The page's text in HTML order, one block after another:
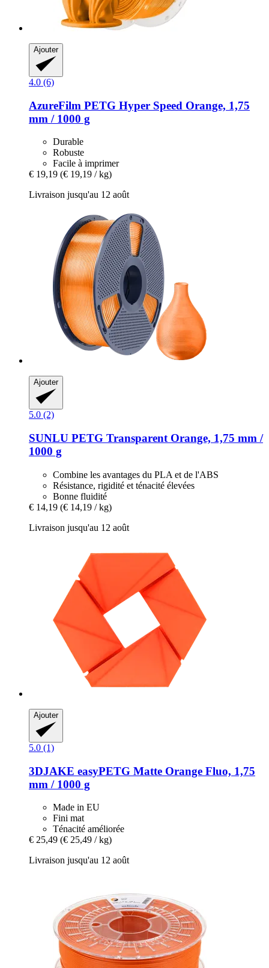
Ajouter
4.0 (6)
AzureFilm PETG Hyper Speed Orange, 1,75
mm / 1000 g
Durable
Robuste
Facile à imprimer
€ 19,19 (€ 19,19 / kg)
Livraison jusqu'au 12 août
Ajouter
5.0 (2)
SUNLU PETG Transparent Orange, 1,75 mm /
1000 g
Combine les avantages du PLA et de l'ABS
Résistance, rigidité et ténacité élevées
Bonne fluidité
€ 14,19 (€ 14,19 / kg)
Livraison jusqu'au 12 août
Ajouter
5.0 (1)
3DJAKE easyPETG Matte Orange Fluo, 1,75
mm / 1000 g
Made in EU
Fini mat
Ténacité améliorée
€ 25,49 (€ 25,49 / kg)
Livraison jusqu'au 12 août